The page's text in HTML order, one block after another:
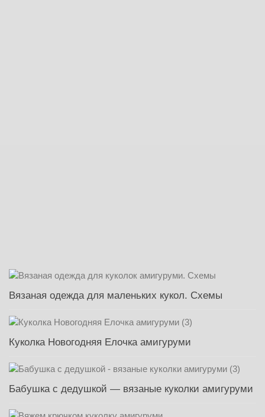
Вязаная одежда для маленьких кукол. Схемы
Куколка Новогодняя Елочка амигуруми
Бабушка с дедушкой — вязаные куколки амигуруми